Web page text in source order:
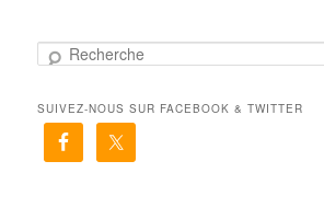
h
SUIVEZ-NOUS SUR FACEBOOK & TWITTER